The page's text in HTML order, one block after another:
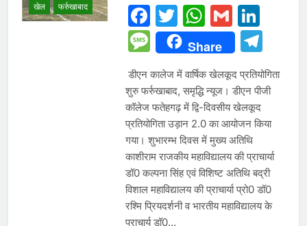
खेल फर्रुखाबाद Facebook
TwitterGmail
Message
Share
डीएन कालेज में वार्षिक खेलकूद प्रतियोगिता
शुरु फर्रुखाबाद, समृद्धि न्यूज। डीएन पीजी
कॉलेज फतेहगढ़ में द्वि-दिवसीय खेलकूद
प्रतियोगिता उड़ान 2.0 का आयोजन किया
गया। शुभारम्भ दिवस में मुख्य अतिथि
काशीराम राजकीय महाविद्यालय की प्राचार्या
डॉ0 कल्पना सिंह एवं विशिष्ट अतिथि बद्री
विशाल महाविद्यालय की प्राचार्या प्रो0 डॉ0
रश्मि प्रियदर्शनी व भारतीय महाविद्यालय के
प्राचार्य डॉ0…